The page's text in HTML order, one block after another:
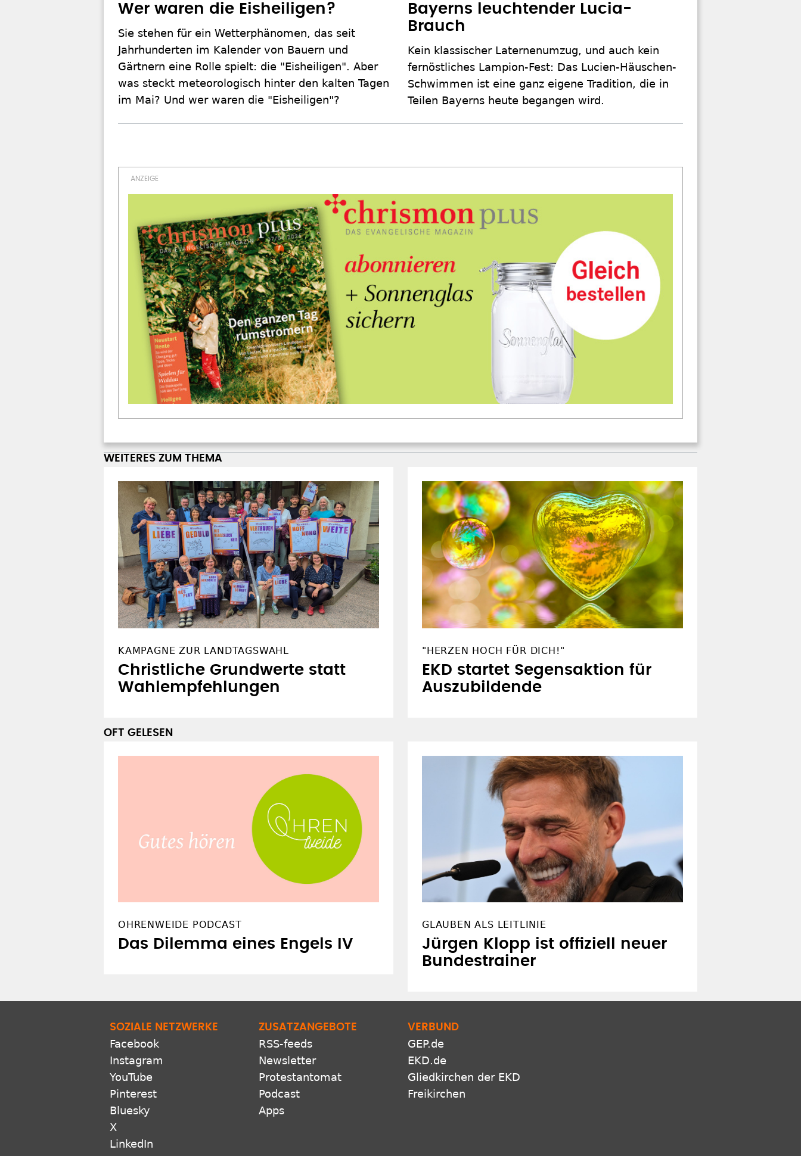
Wer waren die Eisheiligen?
Sie stehen für ein Wetterphänomen, das seit
Jahrhunderten im Kalender von Bauern und
Gärtnern eine Rolle spielt: die "Eisheiligen". Aber
was steckt meteorologisch hinter den kalten Tagen
im Mai? Und wer waren die "Eisheiligen"?
Bayerns leuchtender Lucia-
Brauch
Kein klassischer Laternenumzug, und auch kein
fernöstliches Lampion-Fest: Das Lucien-Häuschen-
Schwimmen ist eine ganz eigene Tradition, die in
Teilen Bayerns heute begangen wird.
WEITERES ZUM THEMA
KAMPAGNE ZUR LANDTAGSWAHL
Christliche Grundwerte statt
Wahlempfehlungen
"HERZEN HOCH FÜR DICH!"
EKD startet Segensaktion für
Auszubildende
OFT GELESEN
OHRENWEIDE PODCAST
Das Dilemma eines Engels IV
GLAUBEN ALS LEITLINIE
Jürgen Klopp ist offiziell neuer
Bundestrainer
SOZIALE NETZWERKE
Facebook
Instagram
YouTube
Pinterest
Bluesky
X
LinkedIn
ZUSATZANGEBOTE
RSS-feeds
Newsletter
Protestantomat
Podcast
Apps
VERBUND
GEP.de
EKD.de
Gliedkirchen der EKD
Freikirchen